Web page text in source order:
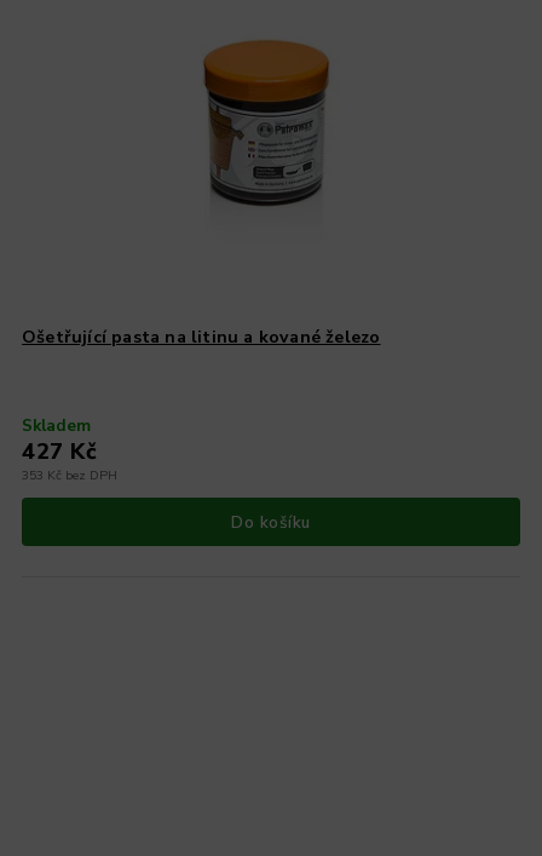
Ošetřující pasta na litinu a kované železo
Skladem
353 Kč bez DPH
427 Kč
Do košíku